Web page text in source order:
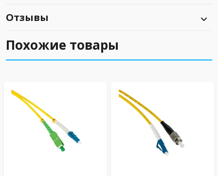
Отзывы
Похожие товары